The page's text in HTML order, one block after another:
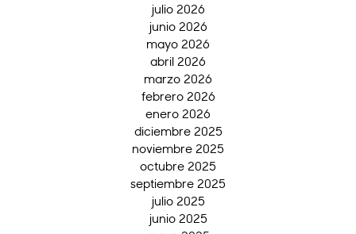
julio 2026
junio 2026
mayo 2026
abril 2026
marzo 2026
febrero 2026
enero 2026
diciembre 2025
noviembre 2025
octubre 2025
septiembre 2025
julio 2025
junio 2025